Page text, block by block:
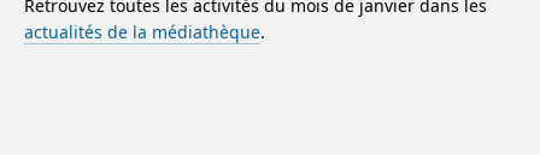
Retrouvez toutes les activités du mois de janvier dans les
actualités de la médiathèque.